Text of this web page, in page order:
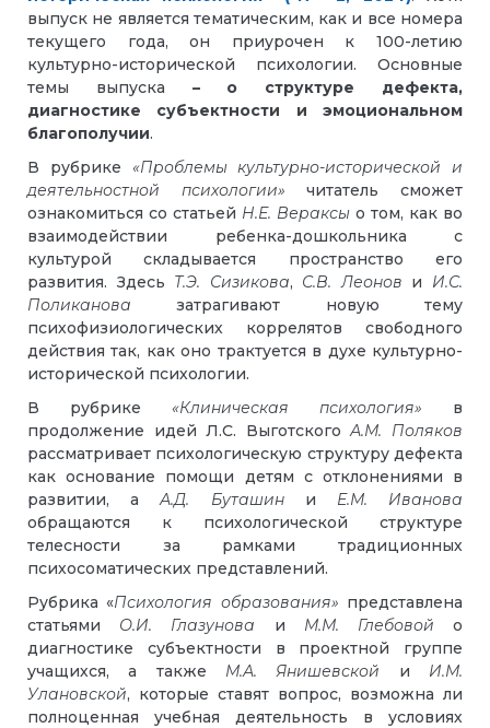
выпуск не является тематическим, как и все номера
текущего года, он приурочен к 100-летию
культурно-исторической психологии. Основные
темы выпуска – о структуре дефекта,
диагностике субъектности и эмоциональном
благополучии.
В рубрике «Проблемы культурно-исторической и
деятельностной психологии» читатель сможет
ознакомиться со статьей Н.Е. Вераксы о том, как во
взаимодействии ребенка-дошкольника с
культурой складывается пространство его
развития. Здесь Т.Э. Сизикова, С.В. Леонов и И.С.
Поликанова затрагивают новую тему
психофизиологических коррелятов свободного
действия так, как оно трактуется в духе культурно-
исторической психологии.
В рубрике «Клиническая психология» в
продолжение идей Л.С. ВыготскогоА.М. Поляков
рассматривает психологическую структуру дефекта
как основание помощи детям с отклонениями в
развитии, аА.Д. Буташини Е.М. Иванова
обращаются к психологической структуре
телесности за рамками традиционных
психосоматических представлений.
Рубрика «Психология образования» представлена
статьями О.И. Глазунова и М.М. Глебовой о
диагностике субъектности в проектной группе
учащихся, а также М.А. Янишевской и И.М.
Улановской, которые ставят вопрос, возможна ли
полноценная учебная деятельность в условиях